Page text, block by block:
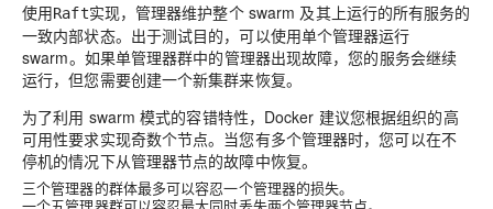
使用Raft实现，管理器维护整个 swarm 及其上运行的所有服务的
一致内部状态。出于测试目的，可以使用单个管理器运行
swarm。如果单管理器群中的管理器出现故障，您的服务会继续
运行，但您需要创建一个新集群来恢复。
为了利用 swarm 模式的容错特性，Docker 建议您根据组织的高
可用性要求实现奇数个节点。当您有多个管理器时，您可以在不
停机的情况下从管理器节点的故障中恢复。
三个管理器的群体最多可以容忍一个管理器的损失。